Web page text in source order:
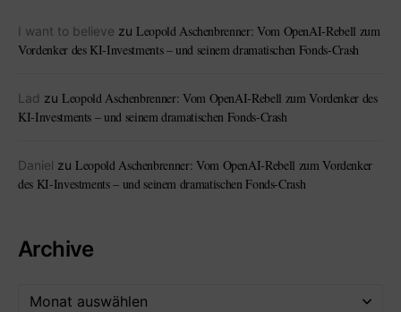
I want to believe zu Leopold Aschenbrenner: Vom OpenAI-Rebell zum
Vordenker des KI-Investments – und seinem dramatischen Fonds-Crash
Lad zu Leopold Aschenbrenner: Vom OpenAI-Rebell zum Vordenker des
KI-Investments – und seinem dramatischen Fonds-Crash
Daniel zu Leopold Aschenbrenner: Vom OpenAI-Rebell zum Vordenker
des KI-Investments – und seinem dramatischen Fonds-Crash
Archive